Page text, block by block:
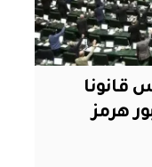
قانونا
هرمز